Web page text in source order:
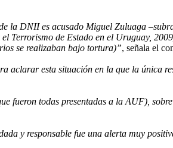
la DNII es acusado Miguel Zuluaga
de Estado en el Uruguay,
se realizaban bajo tortura)”, señala el
aclarar esta situación en la que la única
fueron todas presentadas a la AUF),
y responsable fue una alerta muy